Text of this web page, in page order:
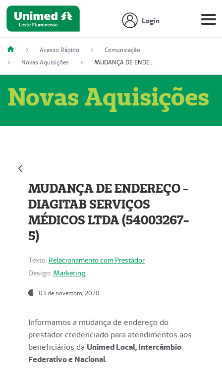
Login
Acesso Rápido
Comunicação
Novas Aquisições
MUDANÇA DE ENDEREÇO - DIAGITAB SERVIÇOS MÉDICOS LTDA (54003267-5)
Novas Aquisições
MUDANÇA DE ENDEREÇO -
DIAGITAB SERVIÇOS
MÉDICOS LTDA (54003267-
5)
Texto: Relacionamento com Prestador
Design: Marketing
03 de novembro, 2020
Informamos a mudança de endereço do
prestador credenciado para atendimentos aos
beneficiários da Unimed Local, Intercâmbio
Federativo e Nacional.